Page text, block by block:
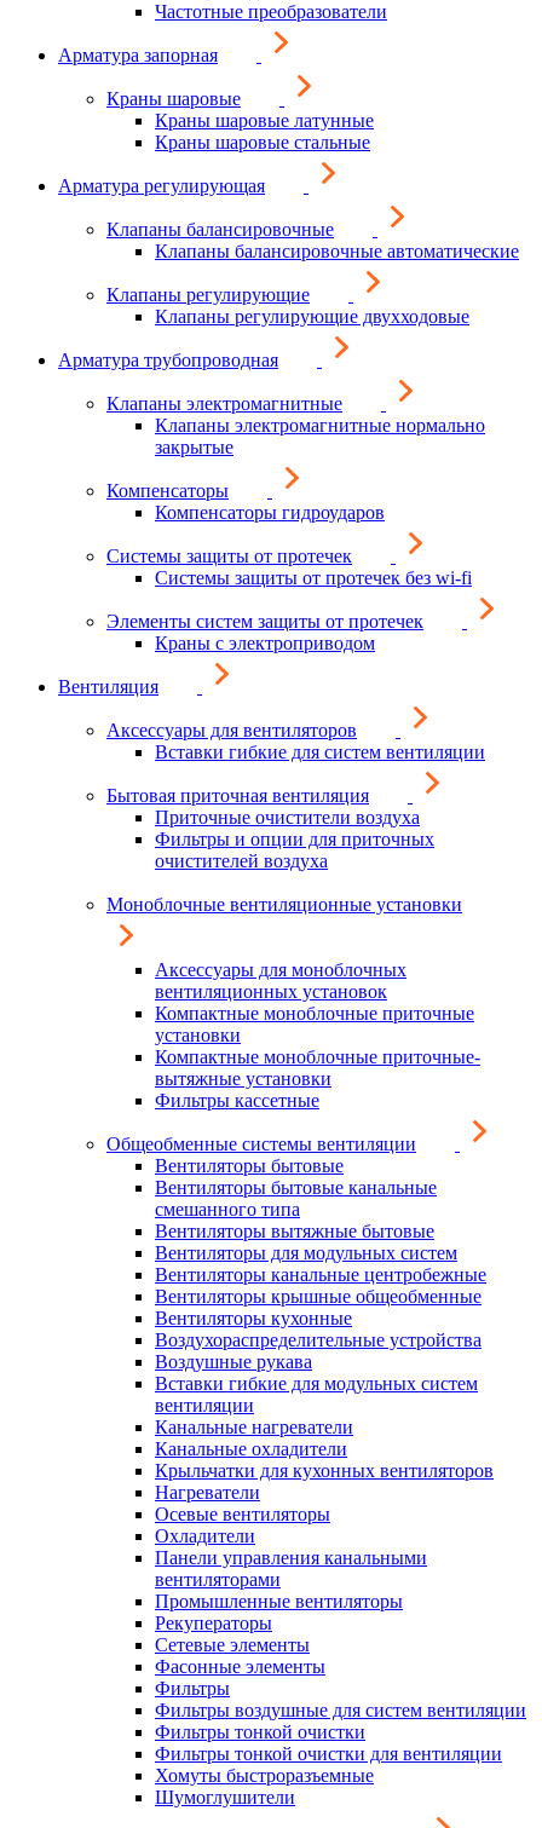
Частотные преобразователи
Арматура запорная
Краны шаровые
Краны шаровые латунные
Краны шаровые стальные
Арматура регулирующая
Клапаны балансировочные
Клапаны балансировочные автоматические
Клапаны регулирующие
Клапаны регулирующие двухходовые
Арматура трубопроводная
Клапаны электромагнитные
Клапаны электромагнитные нормально
закрытые
Компенсаторы
Компенсаторы гидроударов
Системы защиты от протечек
Системы защиты от протечек без wi-fi
Элементы систем защиты от протечек
Краны с электроприводом
Вентиляция
Аксессуары для вентиляторов
Вставки гибкие для систем вентиляции
Бытовая приточная вентиляция
Приточные очистители воздуха
Фильтры и опции для приточных
очистителей воздуха
Моноблочные вентиляционные установки
Аксессуары для моноблочных
вентиляционных установок
Компактные моноблочные приточные
установки
Компактные моноблочные приточные-
вытяжные установки
Фильтры кассетные
Общеобменные системы вентиляции
Вентиляторы бытовые
Вентиляторы бытовые канальные
смешанного типа
Вентиляторы вытяжные бытовые
Вентиляторы для модульных систем
Вентиляторы канальные центробежные
Вентиляторы крышные общеобменные
Вентиляторы кухонные
Воздухораспределительные устройства
Воздушные рукава
Вставки гибкие для модульных систем
вентиляции
Канальные нагреватели
Канальные охладители
Крыльчатки для кухонных вентиляторов
Нагреватели
Осевые вентиляторы
Охладители
Панели управления канальными
вентиляторами
Промышленные вентиляторы
Рекуператоры
Сетевые элементы
Фасонные элементы
Фильтры
Фильтры воздушные для систем вентиляции
Фильтры тонкой очистки
Фильтры тонкой очистки для вентиляции
Хомуты быстроразъемные
Шумоглушители